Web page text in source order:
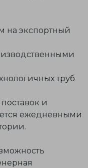
на экспортный
труб
и
ежедневными